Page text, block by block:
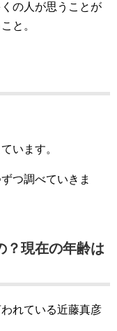
の人が思うことが
と。
います。
つ調べていきま
？現在の年齢は
れている近藤真彦